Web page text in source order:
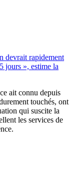
devrait rapidement
jours », estime la
ait connu depuis
touchés, ont
qui suscite la
les services de